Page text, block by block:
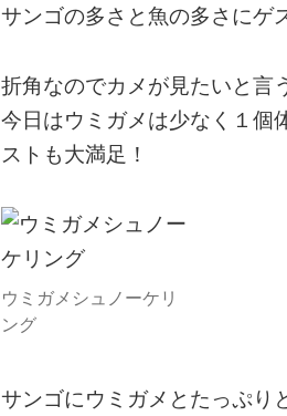
サンゴの多さと魚の多さにゲ
折角なのでカメが見たいと言
今日はウミガメは少なく１個
ストも大満足！
ウミガメシュノーケリ
ング
サンゴにウミガメとたっぷり